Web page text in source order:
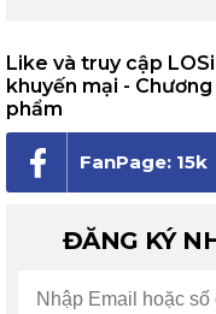
Like và truy cập
khuyến mại -
phẩm
FanPage: 15k
người theo dõi
ĐĂNG KÝ